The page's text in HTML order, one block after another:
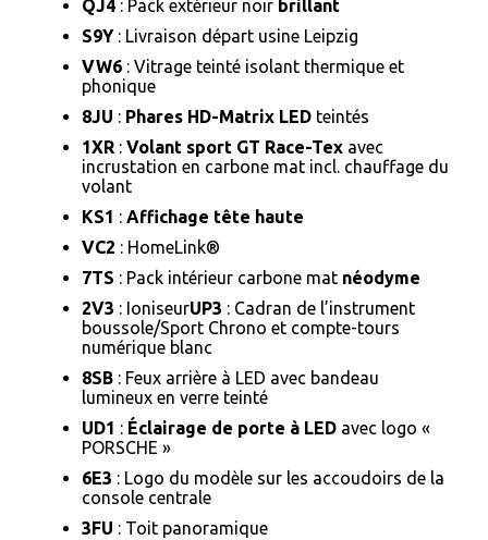
QJ4 : Pack extérieur noir brillant
S9Y: Livraison départ usine Leipzig
VW6 : Vitrage teinté isolant thermique et
phonique
8JU : Phares HD-Matrix LED teintés
1XR : Volant sport GT Race-Tex avec
incrustation en carbone mat incl. chauffage du
volant
KS1 : Affichage tête haute
VC2 : HomeLink®
7TS : Pack intérieur carbone mat néodyme
2V3 : IoniseurUP3 : Cadran de l’instrument
boussole/Sport Chrono et compte-tours
numérique blanc
8SB : Feux arrière à LED avec bandeau
lumineux en verre teinté
UD1 : Éclairage de porte à LED avec logo «
PORSCHE »
6E3 : Logo du modèle sur les accoudoirs de la
console centrale
3FU : Toit panoramique